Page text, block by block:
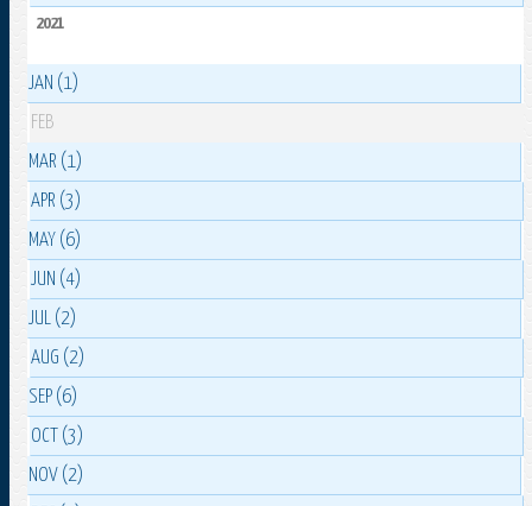
2021
JAN (1)
FEB
MAR (1)
APR (3)
MAY (6)
JUN (4)
JUL (2)
AUG (2)
SEP (6)
OCT (3)
NOV (2)